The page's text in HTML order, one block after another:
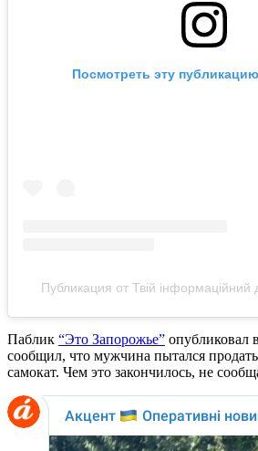
Посмотреть эту
Публикация от Твій
Паблик “Это Запорожье” опубликовал
сообщил, что мужчина пытался
самокат. Чем это закончилось, не